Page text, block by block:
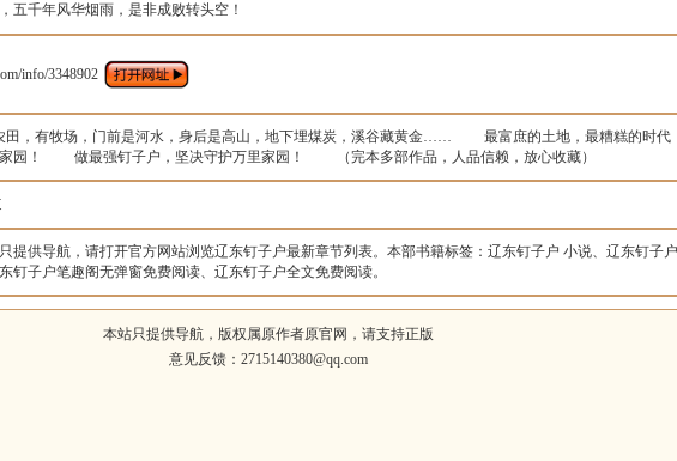
五千年风华烟雨，是非成败转头空！
info/3348902
，有牧场，门前是河水，身后是高山，地下埋煤炭，溪谷藏黄金…… 最富庶的土地，最糟糕的时
园！ 做最强钉子户，坚决守护万里家园！ （完本多部作品，人品信赖，放心收藏）
提供导航，请打开官方网站浏览辽东钉子户最新章节列表。本部书籍标签：辽东钉子户 小说、辽东钉子
钉子户笔趣阁无弹窗免费阅读、辽东钉子户全文免费阅读。
本站只提供导航，版权属原作者原官网，请支持正版
意见反馈：2715140380@qq.com